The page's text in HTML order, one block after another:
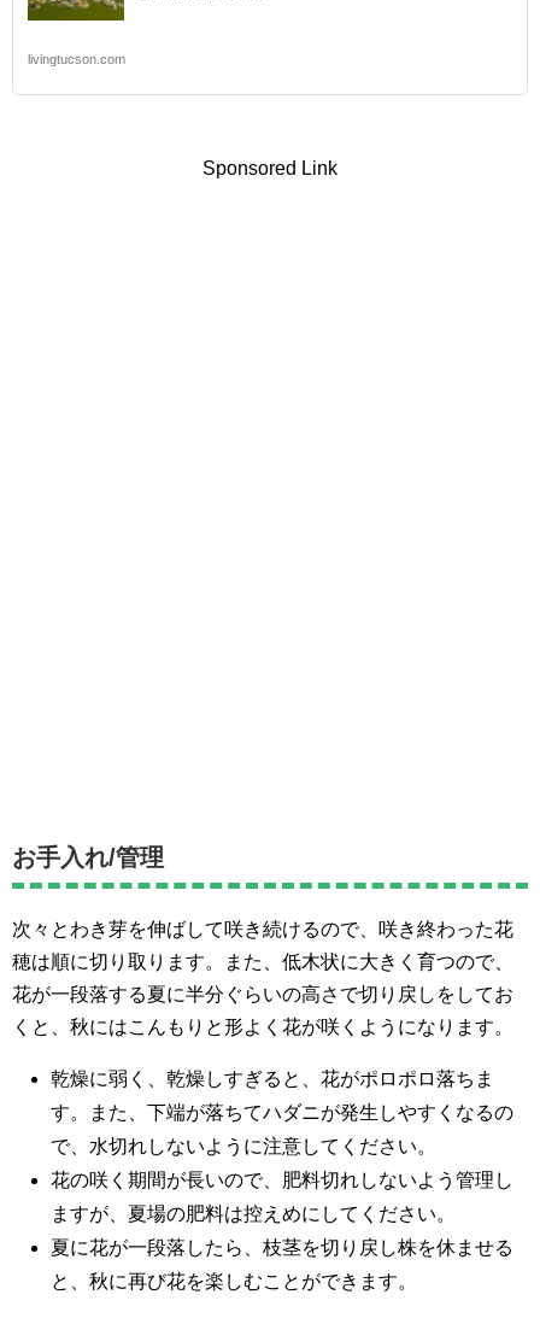
livingtucson.com
Sponsored Link
お手入れ/管理
次々とわき芽を伸ばして咲き続けるので、咲き終わった花
穂は順に切り取ります。また、低木状に大きく育つので、
花が一段落する夏に半分ぐらいの高さで切り戻しをしてお
くと、秋にはこんもりと形よく花が咲くようになります。
乾燥に弱く、乾燥しすぎると、花がポロポロ落ちま
す。また、下端が落ちてハダニが発生しやすくなるの
で、水切れしないように注意してください。
花の咲く期間が長いので、肥料切れしないよう管理し
ますが、夏場の肥料は控えめにしてください。
夏に花が一段落したら、枝茎を切り戻し株を休ませる
と、秋に再び花を楽しむことができます。